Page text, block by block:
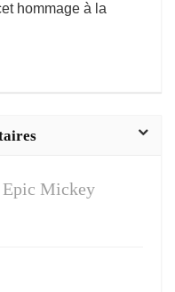
hommage à la
Epic Mickey